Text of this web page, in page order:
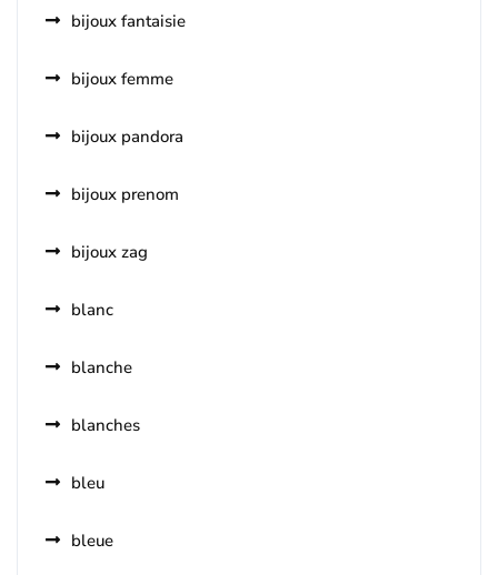
bijoux fantaisie
bijoux femme
bijoux pandora
bijoux prenom
bijoux zag
blanc
blanche
blanches
bleu
bleue